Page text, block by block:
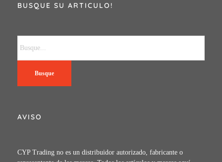
BUSQUE SU ARTICULO!
Busque
AVISO
CYP Trading no es un distribuidor autorizado, fabricante o